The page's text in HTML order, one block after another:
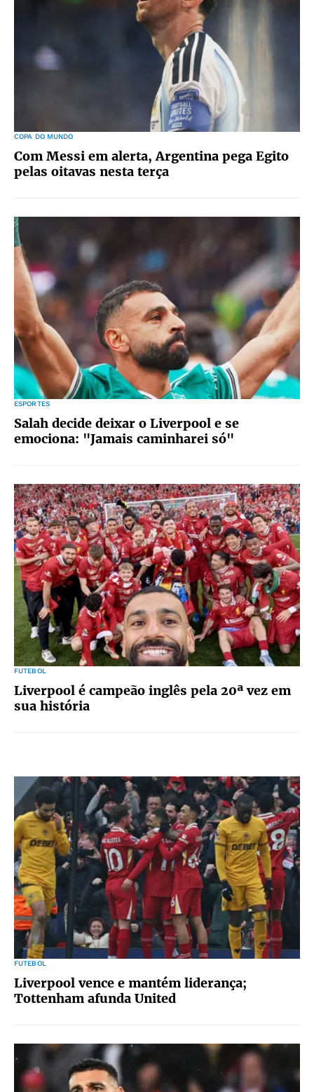
COPA DO MUNDO
Com Messi em alerta, Argentina pega Egito
pelas oitavas nesta terça
ESPORTES
Salah decide deixar o Liverpool e se
emociona: "Jamais caminharei só"
FUTEBOL
Liverpool é campeão inglês pela 20ª vez em
sua história
FUTEBOL
Liverpool vence e mantém liderança;
Tottenham afunda United